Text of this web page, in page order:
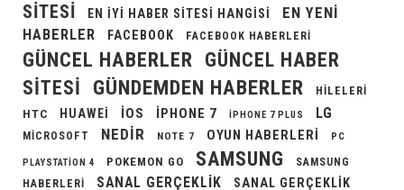
SITESI
EN IYI HABER SITESI HANGISI
EN YENI
HABERLER
FACEBOOK FACEBOOK HABERLERI
GÜNCEL HABERLER GÜNCEL HABER
SITESI
GÜNDEMDEN HABERLER
HILELERI
HTC
HUAWEI IOS IPHONE 7 IPHONE 7 PLUS LG
MICROSOFT NEDIR NOTE 7 OYUN HABERLERI PC
PLAYSTATION 4 POKEMON GO SAMSUNG
SAMSUNG
HABERLERI
SANAL GERÇEKLIK SANAL GERÇEKLIK